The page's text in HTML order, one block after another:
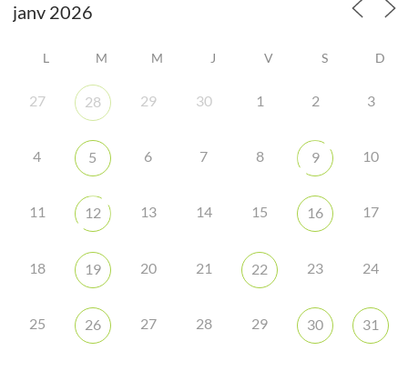
L M M J V S D
27 28 29 30 1 2 3
4 5 6 7 8 9 10
11 12 13 14 15 16 17
18 19 20 21 22 23 24
25 26 27 28 29 30 31